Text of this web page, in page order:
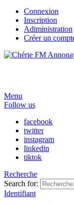
Connexion
Inscription
Adiministration
Créer un
Menu
Follow us
facebook
twitter
instagram
linkedin
tiktok
Recherche
Search for:
Identifiant